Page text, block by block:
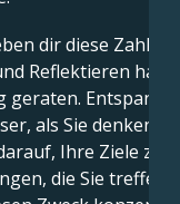
dir diese Zahl,
Reflektieren hast,
Entspannen
als Sie denken.
Ihre Ziele zu
die Sie treffen